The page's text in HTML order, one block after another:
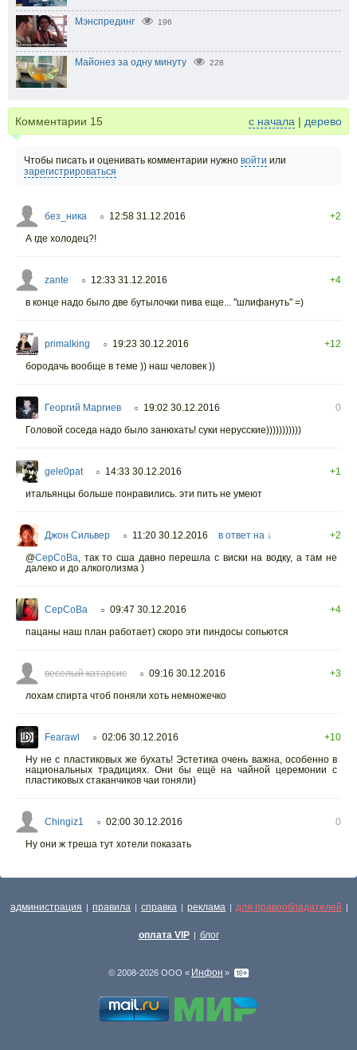
Мэнспрединг 196
Майонез за одну минуту 228
Комментарии 15 с начала | дерево
Чтобы писать и оценивать комментарии нужно войти или
зарегистрироваться
без_ника ○ 12:58 31.12.2016
+2
А где холодец?!
zante ○ 12:33 31.12.2016
+4
в конце надо было две бутылочки пива еще... "шлифануть" =)
primalking ○ 19:23 30.12.2016
+12
бородачь вообще в теме )) наш человек ))
Георгий Маргиев ○ 19:02 30.12.2016
0
Головой соседа надо было занюхать! суки нерусские)))))))))))
gele0pat ○ 14:33 30.12.2016
+1
итальянцы больше понравились. эти пить не умеют
Джон Сильвер ○ 11:20 30.12.2016 в ответ на ↓
+2
@CepCoBa, так то сша давно перешла с виски на водку, а там не
далеко и до алкоголизма )
CepCoBa ○ 09:47 30.12.2016
+4
пацаны наш план работает) скоро эти пиндосы сопьются
веселый катарсис ○ 09:16 30.12.2016
+3
лохам спирта чтоб поняли хоть немножечко
Fearawl ○ 02:06 30.12.2016
+10
Ну не с пластиковых же бухать! Эстетика очень важна, особенно в
национальных традициях. Они бы ещё на чайной церемонии с
пластиковых стаканчиков чаи гоняли)
Chingiz1 ○ 02:00 30.12.2016
0
Ну они ж треша тут хотели показать
администрация | правила | справка | реклама | для правообладателей |
оплата VIP | блог
© 2008-2026 ООО « Инфон »